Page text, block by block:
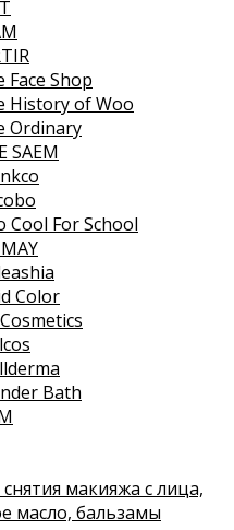
Face Shop
History of Woo
Ordinary
SAEM
Cool For School
Color
Bath
макияжа с лица,
масло, бальзамы